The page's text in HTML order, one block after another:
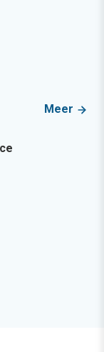
Meer